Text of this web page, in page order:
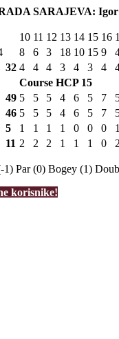
SARAJEVA: Igor
10 11 12 13 14 15 16
8 6 3 18 10 15 9
32 4 4 4 3 4 3 4
Course HCP 15
49 5 5 5 4 6 5 7
46 5 5 5 4 6 5 7
5 1 1 1 1 0 0 0
11 2 2 2 1 1 1 0
1) Par (0) Bogey (1)
korisnike!